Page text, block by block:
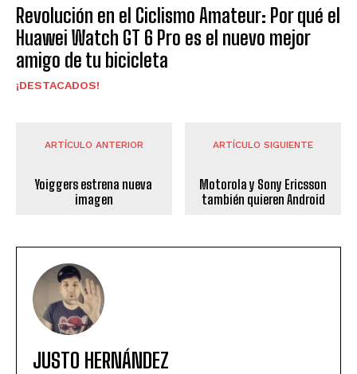
Revolución en el Ciclismo Amateur: Por qué el
Huawei Watch GT 6 Pro es el nuevo mejor
amigo de tu bicicleta
¡DESTACADOS!
ARTÍCULO ANTERIOR
Yoiggers estrena nueva
imagen
ARTÍCULO SIGUIENTE
Motorola y Sony Ericsson
también quieren Android
JUSTO HERNÁNDEZ